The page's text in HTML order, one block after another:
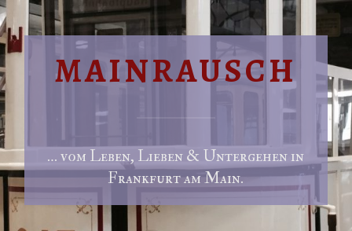
MAINRAUSCH
… vom Leben, Lieben & Untergehen in
Frankfurt am Main.